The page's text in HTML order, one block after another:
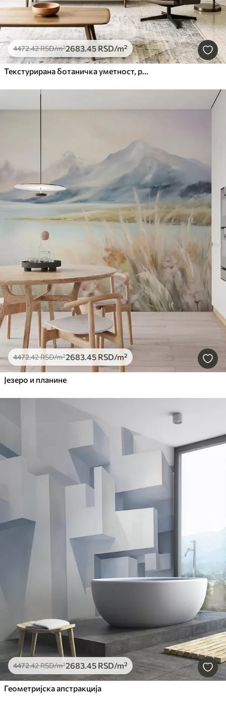
4472.42RSD/m²2683.45 RSD/m²
Текстурирана ботаничка уметност, разне биљке и лишће у нијансама браон и беж
4472.42RSD/m²2683.45 RSD/m²
Језеро и планине
4472.42RSD/m²2683.45 RSD/m²
Геометријска апстракција